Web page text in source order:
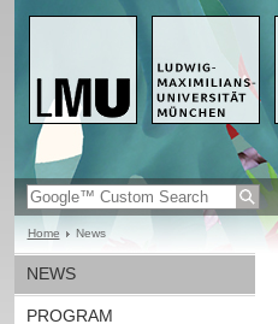
Home News
NEWS
PROGRAM